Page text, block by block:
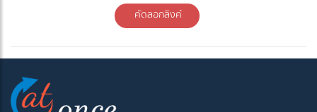
คัดลอกลิงค์